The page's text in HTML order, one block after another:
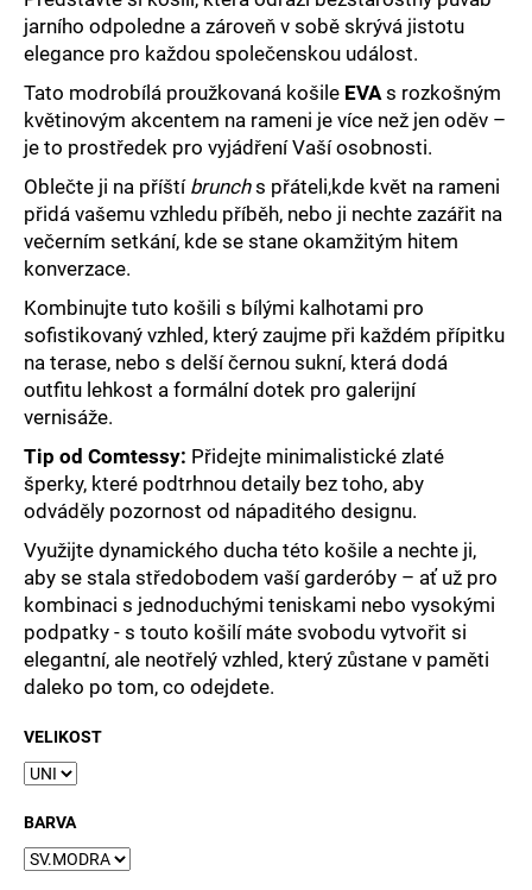
jarního odpoledne a zároveň v sobě skrývá jistotu
elegance pro každou společenskou událost.
Tato modrobílá proužkovaná košile EVA s rozkošným
květinovým akcentem na rameni je více než jen oděv –
je to prostředek pro vyjádření Vaší osobnosti.
Oblečte ji na příští brunchs přáteli,kde květ na rameni
přidá vašemu vzhledu příběh, nebo ji nechte zazářit na
večerním setkání, kde se stane okamžitým hitem
konverzace.
Kombinujte tuto košili s bílými kalhotami pro
sofistikovaný vzhled, který zaujme při každém přípitku
na terase, nebo s delší černou sukní, která dodá
outfitu lehkost a formální dotek pro galerijní
vernisáže.
Tip od Comtessy: Přidejte minimalistické zlaté
šperky, které podtrhnou detaily bez toho, aby
odváděly pozornost od nápaditého designu.
Využijte dynamického ducha této košile a nechte ji,
aby se stala středobodem vaší garderóby – ať už pro
kombinaci s jednoduchými teniskami nebo vysokými
podpatky - s touto košilí máte svobodu vytvořit si
elegantní, ale neotřelý vzhled, který zůstane v paměti
daleko po tom, co odejdete.
VELIKOST
BARVA
u
j
e
m
e